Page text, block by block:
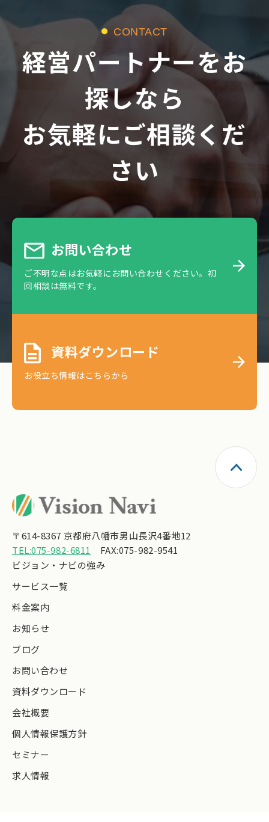
CONTACT
経営パートナーをお
探しなら
お気軽にご相談くだ
さい
お問い合わせ
ご不明な点はお気軽にお問い合わせください。初
回相談は無料です。
資料ダウンロード
お役立ち情報はこちらから
〒614-8367 京都府八幡市男山長沢4番地12
TEL:075-982-6811
FAX:075-982-9541
ビジョン・ナビの強み
サービス一覧
料金案内
お知らせ
ブログ
お問い合わせ
資料ダウンロード
会社概要
個人情報保護方針
セミナー
求人情報